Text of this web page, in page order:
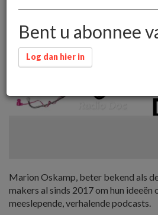
Marion Oskamp, beter bekend als
makers al sinds 2017 om hun ideeën
meeslepende, verhalende podcasts.
Bent u abonnee
Log dan hier in